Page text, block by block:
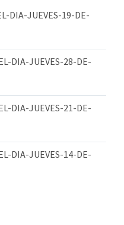
DIA-JUEVES-19-DE-
DIA-JUEVES-28-DE-
DIA-JUEVES-21-DE-
DIA-JUEVES-14-DE-